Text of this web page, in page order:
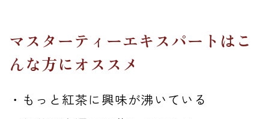
マスターティーエキスパートはこ
んな方にオススメ
・もっと紅茶に興味が沸いている